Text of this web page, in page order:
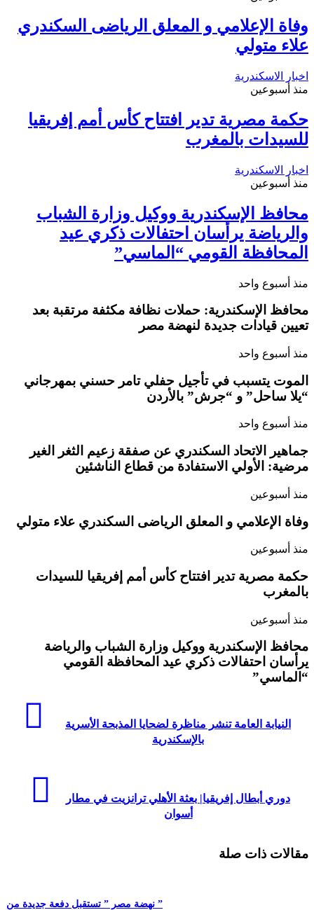
وفاة الإعلامي و المعلق الرياضى السكندري
علاء متولي
اخبار الاسكندرية
منذ أسبوعين
حكمة مصرية تدير افتتاح كأس أمم إفريقيا
للسيدات بالمغرب
اخبار الاسكندرية
منذ أسبوعين
محافظ الإسكندرية ووكيل وزارة الشباب
والرياضة يرأسان احتفالات ذكري عيد
المحافظة القومي “الماسي”
منذ أسبوع واحد
محافظ الإسكندرية: حملات نظافة مكثفة مرتقبة بعد
تعيين قيادات جديدة لنهضة مصر
منذ أسبوع واحد
الموت يتسبب في تأجيل حفلي تامر حسني بمهرجاني
“يلا ساحل” و “جرش” بالأردن
منذ أسبوع واحد
جماهير الاتحاد السكندري عن صفقة زعيم الثغر الغير
مرضية: الأولي الاستفادة من قطاع الناشئين
منذ أسبوعين
وفاة الإعلامي و المعلق الرياضى السكندري علاء متولي
منذ أسبوعين
حكمة مصرية تدير افتتاح كأس أمم إفريقيا للسيدات
بالمغرب
منذ أسبوعين
محافظ الإسكندرية ووكيل وزارة الشباب والرياضة
يرأسان احتفالات ذكري عيد المحافظة القومي
“الماسي”
النيابة العامة تنشر مناظرة لضحايا المذبحة الأسرية
بالإسكندرية
دوري أبطال إفريقيا| بعثة الأهلي ترانزيت في مطار
أسوان
مقالات ذات صلة
” نهضة مصر ” تستقبل دفعة جديدة من